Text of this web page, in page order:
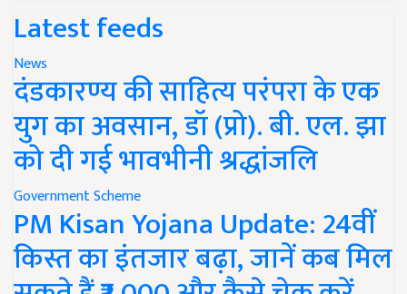
Latest feeds
News
दंडकारण्य की साहित्य परंपरा के एक
युग का अवसान, डॉ (प्रो). बी. एल. झा
को दी गई भावभीनी श्रद्धांजलि
Government Scheme
PM Kisan Yojana Update: 24वीं
किस्त का इंतजार बढ़ा, जानें कब मिल